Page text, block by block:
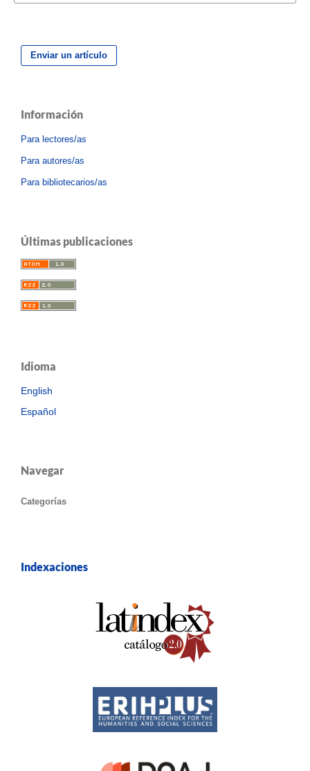
Enviar un artículo
Información
Para lectores/as
Para autores/as
Para bibliotecarios/as
Últimas publicaciones
Idioma
English
Español
Navegar
Categorías
Indexaciones